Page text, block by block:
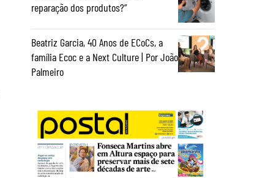
reparação dos produtos?”
Beatriz Garcia, 40 Anos de ECoCs, a
família Ecoc e a Next Culture | Por João
Palmeiro